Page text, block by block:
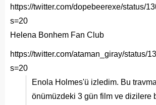
https://twitter.com/dopebeerexe/status/
s=20
Helena Bonhem Fan Club
https://twitter.com/ataman_giray/status/
s=20
Enola Holmes'ü izledim. Bu
önümüzdeki 3 gün film ve dizilere